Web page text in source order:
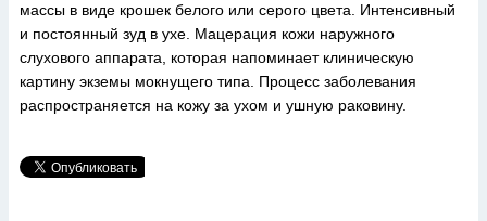
массы в виде крошек белого или серого цвета. Интенсивный
и постоянный зуд в ухе. Мацерация кожи наружного
слухового аппарата, которая напоминает клиническую
картину экземы мокнущего типа. Процесс заболевания
распространяется на кожу за ухом и ушную раковину.